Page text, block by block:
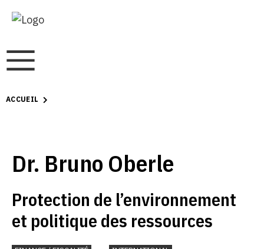
ACCUEIL
Dr. Bruno Oberle
Protection de l’environnement
et politique des ressources